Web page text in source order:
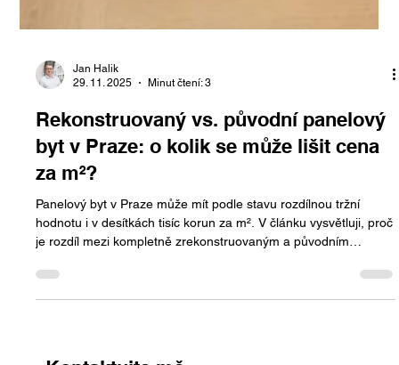
29. 11. 2025
Minut čtení: 3
Rekonstruovaný vs. původní panelový
byt v Praze: o kolik se může lišit cena
za m²?
Panelový byt v Praze může mít podle stavu rozdílnou tržní
je rozdíl mezi kompletně zrekonstruovaným a původním
panelem tak výrazný, co kupující nejvíce sledují a jak správně